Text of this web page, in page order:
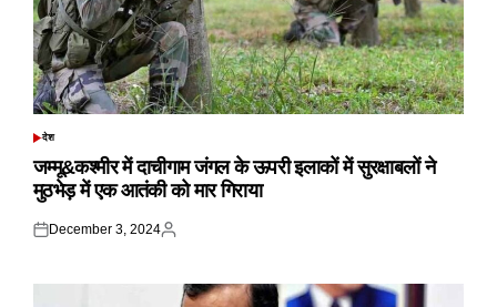
POSTED
देश
जम्मू&कश्मीर में दाचीगाम जंगल के ऊपरी इलाकों में सुरक्षाबलों ने
मुठभेड़ में एक आतंकी को मार गिराया
Posted
December 3, 2024
Posted